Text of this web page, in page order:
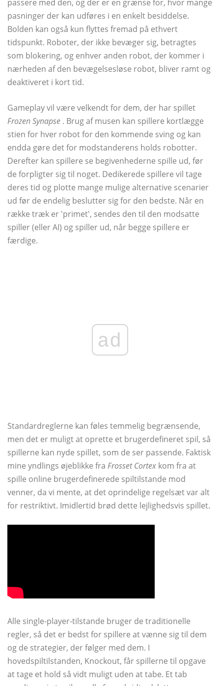
passere med den, og der er en grænse for, hvor mange
pasninger der kan udføres i en enkelt besiddelse.
Bolden kan også kun flyttes fremad på ethvert
tidspunkt. Roboter, der ikke bevæger sig, betragtes
som blokering, og enhver anden robot, der kommer i
nærheden af ​​den bevægelsesløse robot, bliver ramt og
deaktiveret i kort tid.
Gameplay vil være velkendt for dem, der har spillet
Frozen Synapse . Brug af musen kan spillere kortlægge
stien for hver robot for den kommende sving og kan
endda gøre det for modstanderens holds robotter.
Derefter kan spillere se begivenhederne spille ud, før
de forpligter sig til noget. Dedikerede spillere vil tage
deres tid og plotte mange mulige alternative scenarier
ud før de endelig beslutter sig for den bedste. Når en
række træk er 'primet', sendes den til den modsatte
spiller (eller AI) og spiller ud, når begge spillere er
færdige.
ad
Standardreglerne kan føles temmelig begrænsende,
men det er muligt at oprette et brugerdefineret spil, så
spillerne kan nyde spillet, som de ser passende. Faktisk
mine yndlings øjeblikke fra Frosset Cortex kom fra at
spille online brugerdefinerede spiltilstande mod
venner, da vi mente, at det oprindelige regelsæt var alt
for restriktivt. Imidlertid brød dette lejlighedsvis spillet.
Alle single-player-tilstande bruger de traditionelle
regler, så det er bedst for spillere at vænne sig til dem
og de strategier, der følger med dem. I
hovedspiltilstanden, Knockout, får spillerne til opgave
at tage et hold så vidt muligt uden at tabe. Et tab